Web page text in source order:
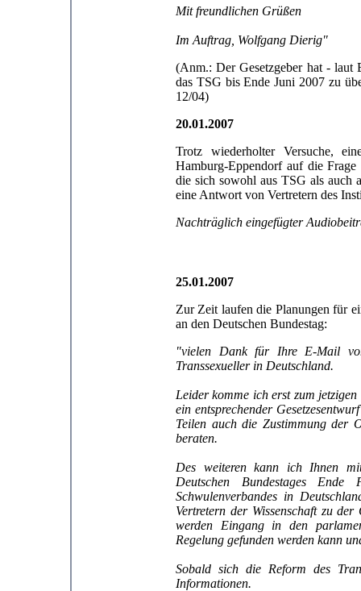
Mit freundlichen Grüßen
Im Auftrag, Wolfgang Dierig"
(Anm.: Der Gesetzgeber hat - laut
das TSG bis Ende Juni 2007 zu
12/04)
20.01.2007
Trotz wiederholter Versuche,
Hamburg-Eppendorf auf die
die sich sowohl aus TSG als auch
eine Antwort von Vertretern des
Nachträglich eingefügter
25.01.2007
Zur Zeit laufen die Planungen für
an den Deutschen Bundestag:
"vielen Dank für Ihre E-Mail
Transsexueller in Deutschland.
Leider komme ich erst zum
ein entsprechender
Teilen auch die Zustimmung der
beraten.
Des weiteren kann ich Ihnen
Deutschen Bundestages
Schwulenverbandes in
Vertretern der Wissenschaft zu
werden Eingang in den
Regelung gefunden werden kann
Sobald sich die Reform des
Informationen.